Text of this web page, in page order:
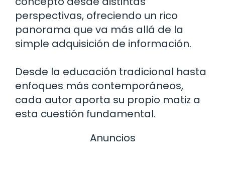
perspectivas, ofreciendo un rico
panorama que va más allá de la
simple adquisición de información.
Desde la educación tradicional hasta
enfoques más contemporáneos,
cada autor aporta su propio matiz a
esta cuestión fundamental.
Anuncios